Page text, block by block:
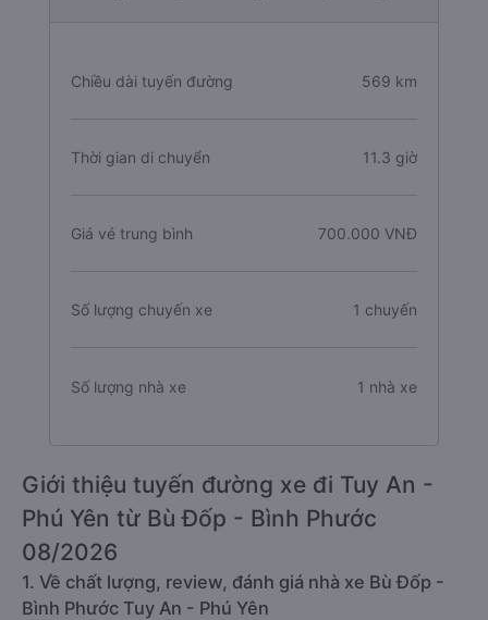
Chiều dài tuyến đường 569 km
Thời gian di chuyển 11.3 giờ
Giá vé trung bình 700.000 VNĐ
Số lượng chuyến xe 1 chuyến
Số lượng nhà xe 1 nhà xe
Giới thiệu tuyến đường xe đi Tuy An -
Phú Yên từ Bù Đốp - Bình Phước
08/2026
1. Về chất lượng, review, đánh giá nhà xe Bù Đốp -
Bình Phước Tuy An - Phú Yên